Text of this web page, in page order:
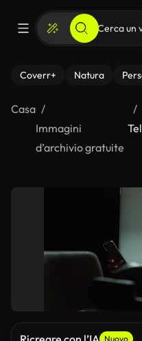
Coverr+ Natura
Casa
Immagini
d’archivio gratuite
Nuovo